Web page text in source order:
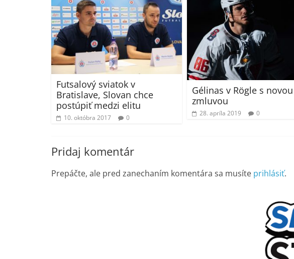
Futsalový sviatok v
Bratislave, Slovan chce
postúpiť medzi elitu
10. októbra 2017 0
Gélinas v Rögle s novou
zmluvou
28. apríla 2019 0
Pridaj komentár
Prepáčte, ale pred zanechaním komentára sa musíte prihlásiť.